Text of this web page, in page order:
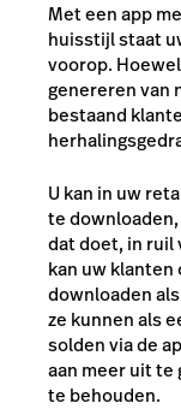
Met een app
huisstijl staat
voorop.
genereren van
bestaand
U kan in uw
te
dat doet, in ruil
kan uw klanten
downloaden
ze kunnen als
solden via de
aan meer uit te
te behouden.